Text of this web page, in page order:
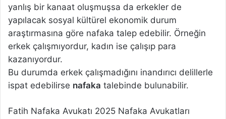
yanlış bir kanaat oluşmuşsa da erkekler de
yapılacak sosyal kültürel ekonomik durum
araştırmasına göre nafaka talep edebilir. Örneğin
erkek çalışmıyordur, kadın ise çalışıp para
kazanıyordur.
Bu durumda erkek çalışmadığını inandırıcı delillerle
ispat edebilirse nafaka talebinde bulunabilir.
Fatih Nafaka Avukatı 2025 Nafaka Avukatları